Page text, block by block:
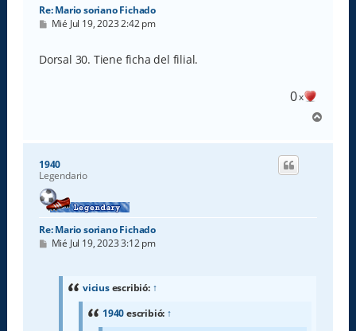
Re: Mario soriano Fichado
M
s
a
Mié Jul 19, 2023 2:42 pm
Dorsal 30. Tiene ficha del filial.
0x
r
1940
Legendario
Re: Mario soriano Fichado
M
Mié Jul 19, 2023 3:12 pm
viciusescribió: ↑
1940escribió: ↑